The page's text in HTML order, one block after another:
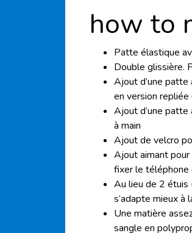
how to
Patte élastique
Double glissière.
Ajout d’une patte
en version repliée
Ajout d’une patte
à main
Ajout de velcro
Ajout aimant
fixer le téléphone
Au lieu de 2 étuis
s’adapte mieux à
Une matière
sangle en